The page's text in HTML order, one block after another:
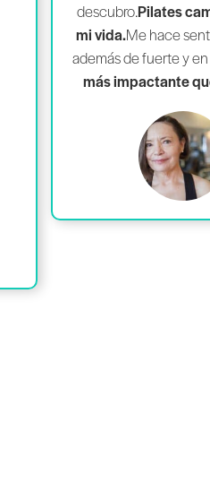
descubro.Pilates
mi vida.Me hace
además de fuerte y en
más impactante